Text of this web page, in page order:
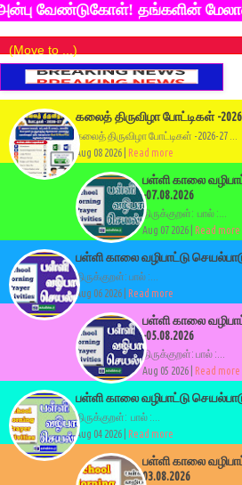
தங்களின் மேலான
கலைத் திருவிழா போட்டிகள் -
கலைத் திருவிழா போட்டிகள் -2026-27 ...
Aug 08 2026 |
Read more
பள்ளி காலை
-07.08.2026
திருக்குறள்: பால் :...
Aug 07 2026 | Read more
பள்ளி காலை வழிபாட்டு
திருக்குறள்: பால் :...
Aug 06 2026 | Read more
பள்ளி காலை
-05.08.2026
திருக்குறள்: பால் :...
Aug 05 2026 |
Read more
பள்ளி காலை வழிபாட்டு
திருக்குறள்: பால் :...
Aug 04 2026 | Read more
பள்ளி காலை
03.08.2026